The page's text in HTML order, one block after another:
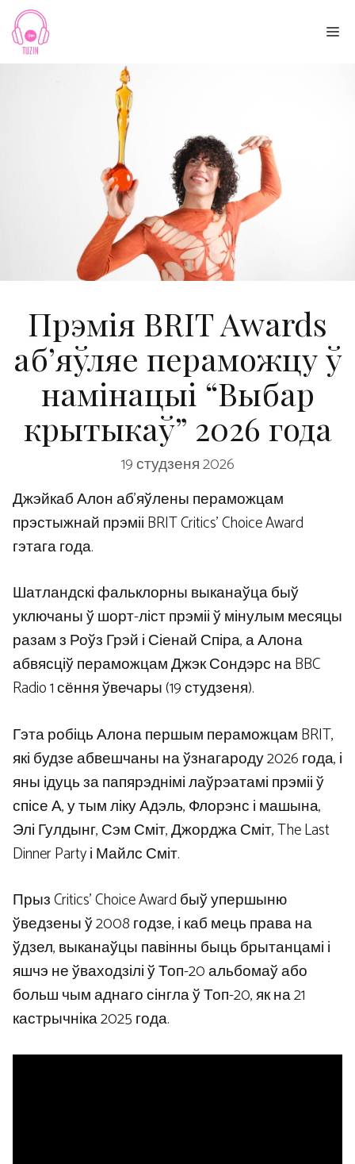
Skip
content
Прэмія BRIT Awards
аб’яўляе пераможцу ў
намінацыі “Выбар
крытыкаў” 2026 года
19 студзеня 2026
Джэйкаб Алон аб’яўлены пераможцам
прэстыжнай прэміі BRIT Critics’ Choice Award
гэтага года.
Шатландскі фальклорны выканаўца быў
уключаны ў шорт-ліст прэміі ў мінулым месяцы
разам з Роўз Грэй і Сіенай Спіра, а Алона
абвясціў пераможцам Джэк Сондэрс на BBC
Radio 1 сёння ўвечары (19 студзеня).
Гэта робіць Алона першым пераможцам BRIT,
які будзе абвешчаны на ўзнагароду 2026 года, і
яны ідуць за папярэднімі лаўрэатамі прэміі ў
спісе А, у тым ліку Адэль, Флорэнс і машына,
Элі Гулдынг, Сэм Сміт, Джорджа Сміт, The Last
Dinner Party і Майлс Сміт.
Прыз Critics’ Choice Award быў упершыню
ўведзены ў 2008 годзе, і каб мець права на
ўдзел, выканаўцы павінны быць брытанцамі і
яшчэ не ўваходзілі ў Топ-20 альбомаў або
больш чым аднаго сінгла ў Топ-20, як на 21
кастрычніка 2025 года.